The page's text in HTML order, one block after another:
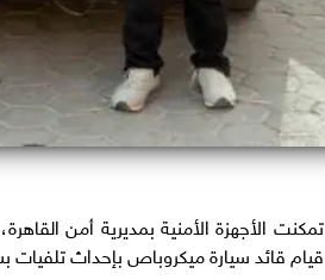
تمكنت الأجهزة الأمنية بمديرية أمن
قيام قائد سيارة ميكروباص بإحداث تلفيات